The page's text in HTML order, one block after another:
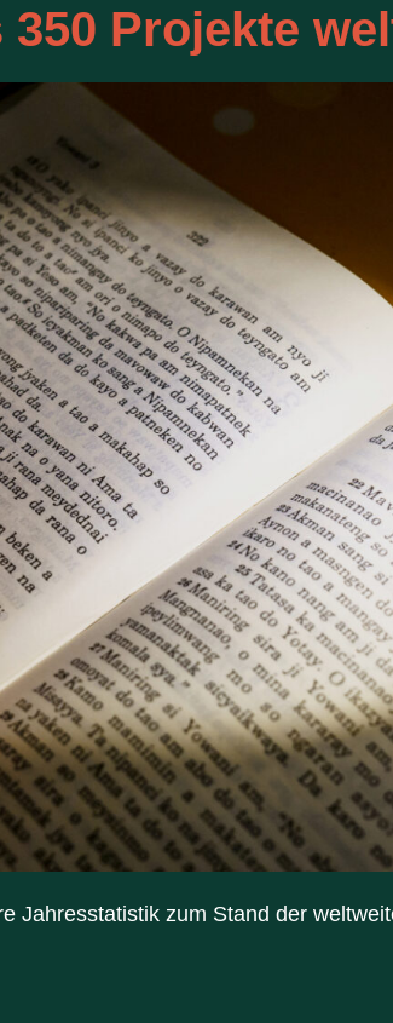
Projekte
Jahresstatistik zum Stand der